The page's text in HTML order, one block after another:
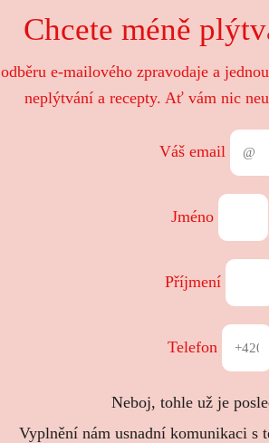
Chcete méně
e-mailového zpravodaje a
neplýtvání a recepty. Ať vám nic
Váš email
Jméno
Příjmení
Telefon
Neboj, tohle už je
Vyplnění nám usnadní komunikaci s